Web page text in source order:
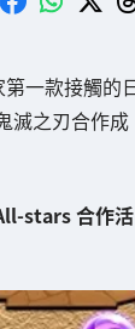
一款接觸的
滅之刃合作成
stars 合作活